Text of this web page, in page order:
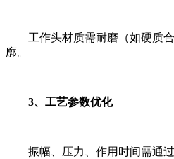
工作头材质需耐磨（如硬质合
廓。
3、工艺参数优化
振幅、压力、作用时间需通过